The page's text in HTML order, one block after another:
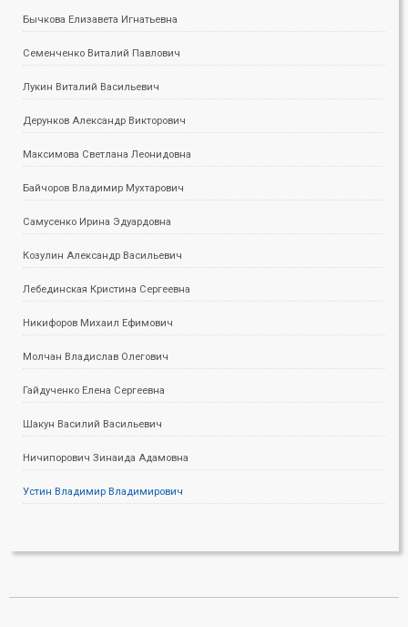
Бычкова Елизавета Игнатьевна
Семенченко Виталий Павлович
Лукин Виталий Васильевич
Дерунков Александр Викторович
Максимова Светлана Леонидовна
Байчоров Владимир Мухтарович
Самусенко Ирина Эдуардовна
Козулин Александр Васильевич
Лебединская Кристина Сергеевна
Никифоров Михаил Ефимович
Молчан Владислав Олегович
Гайдученко Елена Сергеевна
Шакун Василий Васильевич
Ничипорович Зинаида Адамовна
Устин Владимир Владимирович